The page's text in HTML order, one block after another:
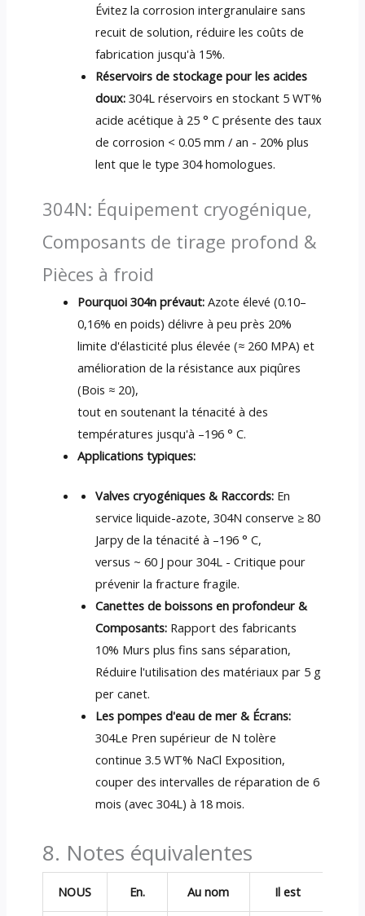
Évitez la corrosion intergranulaire sans
recuit de solution, réduire les coûts de
fabrication jusqu'à 15%.
Réservoirs de stockage pour les acides
doux: 304L réservoirs en stockant 5 WT%
acide acétique à 25 ° C présente des taux
de corrosion < 0.05 mm / an - 20% plus
lent que le type 304 homologues.
304N: Équipement cryogénique,
Composants de tirage profond &
Pièces à froid
Pourquoi 304n prévaut: Azote élevé (0.10–
0,16% en poids) délivre à peu près 20%
limite d'élasticité plus élevée (≈ 260 MPA) et
amélioration de la résistance aux piqûres
(Bois ≈ 20),
tout en soutenant la ténacité à des
températures jusqu'à –196 ° C.
Applications typiques:
Valves cryogéniques & Raccords: En
service liquide-azote, 304N conserve ≥ 80
Jarpy de la ténacité à –196 ° C,
versus ~ 60 J pour 304L - Critique pour
prévenir la fracture fragile.
Canettes de boissons en profondeur &
Composants: Rapport des fabricants
10% Murs plus fins sans séparation,
Réduire l'utilisation des matériaux par 5 g
per canet.
Les pompes d'eau de mer & Écrans:
304Le Pren supérieur de N tolère
continue 3.5 WT% NaCl Exposition,
couper des intervalles de réparation de 6
mois (avec 304L) à 18 mois.
8. Notes équivalentes
NOUS En. Au nom Il est